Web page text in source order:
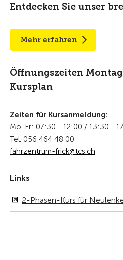
Entdecken Sie unser
Mehr erfahren
Öffnungszeiten
Kursplan
Zeiten für Kursanmeldung:
Mo-Fr: 07:30 - 12:00 / 13:30 -
Tel. 056 464 48 00
fahrzentrum-frick@tcs.ch
Links
2-Phasen-Kurs für